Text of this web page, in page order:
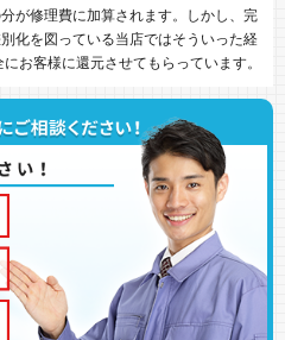
が修理費に加算されます。しかし、完
化を図っている当店ではそういった経
お客様に還元させてもらっています。